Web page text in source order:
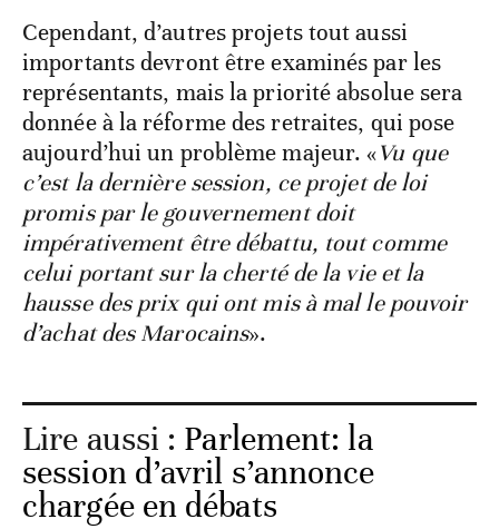
Cependant, d’autres projets tout aussi
importants devront être examinés par les
représentants, mais la priorité absolue sera
donnée à la réforme des retraites, qui pose
aujourd’hui un problème majeur. «Vu que
c’est la dernière session, ce projet de loi
promis par le gouvernement doit
impérativement être débattu, tout comme
celui portant sur la cherté de la vie et la
hausse des prix qui ont mis à mal le pouvoir
d’achat des Marocains».
Lire aussi : Parlement: la
session d’avril s’annonce
chargée en débats